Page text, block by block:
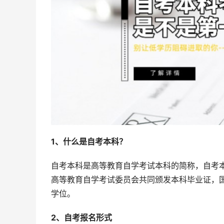
1、什么是自考本科？
自考本科是高等教育自学考试本科的简称，自
高等教育自学考试委员会共同颁发本科毕业证
学位。
2、自考报名形式